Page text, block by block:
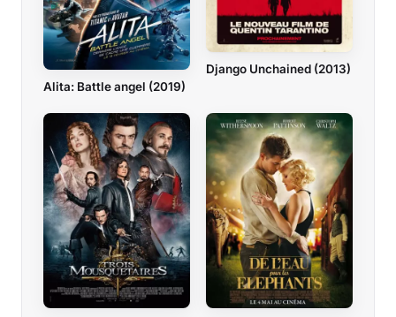
Alita: Battle angel (2019)
Django Unchained (2013)